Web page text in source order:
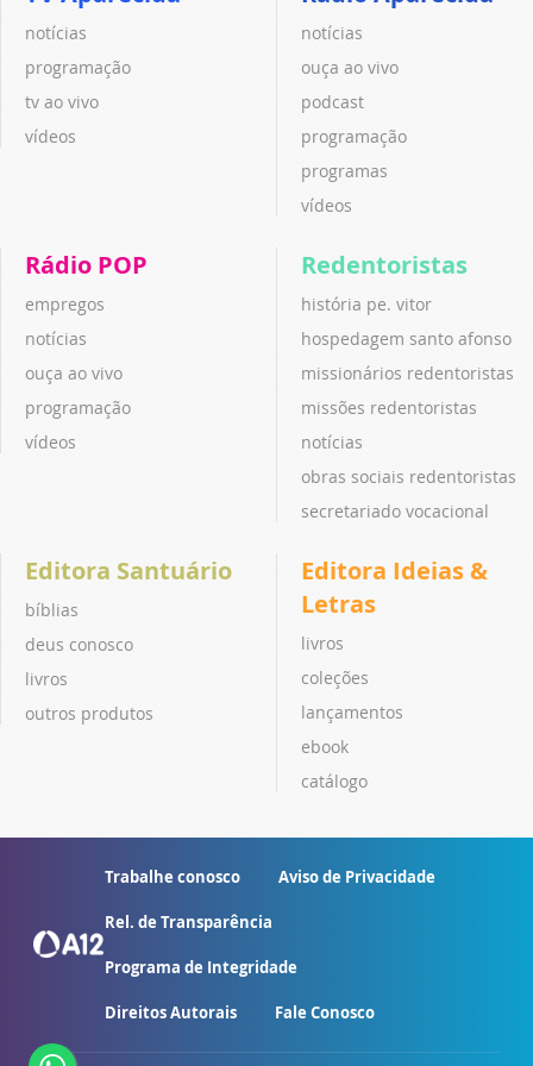
notícias
programação
tv ao vivo
vídeos
notícias
ouça ao vivo
podcast
programação
programas
vídeos
Rádio POP
empregos
notícias
ouça ao vivo
programação
vídeos
Redentoristas
história pe. vitor
hospedagem santo afonso
missionários redentoristas
missões redentoristas
notícias
obras sociais redentoristas
secretariado vocacional
Editora Santuário
bíblias
deus conosco
livros
outros produtos
Editora Ideias &
Letras
livros
coleções
lançamentos
ebook
catálogo
Trabalhe conosco Aviso de Privacidade
Rel. de Transparência
Programa de Integridade
Direitos Autorais Fale Conosco